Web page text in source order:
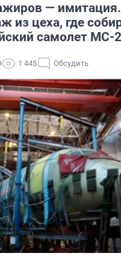
— имитация.
из цеха, где
самолет МС-
1 445 Обсудить